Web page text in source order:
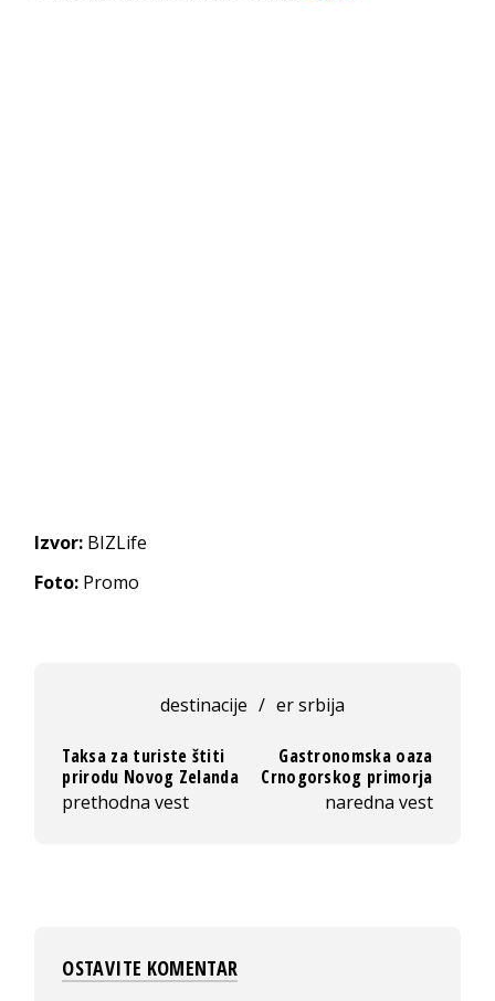
Izvor: BIZLife
Foto: Promo
destinacije / er srbija
Taksa za turiste štiti
prirodu Novog Zelanda
prethodna vest
Gastronomska oaza
Crnogorskog primorja
naredna vest
OSTAVITE KOMENTAR